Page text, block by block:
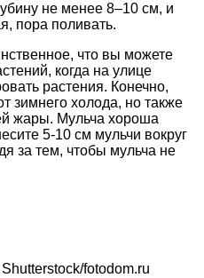
не менее 8–10 см, и
пора поливать.
что вы можете
когда на улице
растения. Конечно,
зимнего холода, но также
жары. Мульча хороша
5-10 см мульчи вокруг
за тем, чтобы мульча не
fotodom.ru